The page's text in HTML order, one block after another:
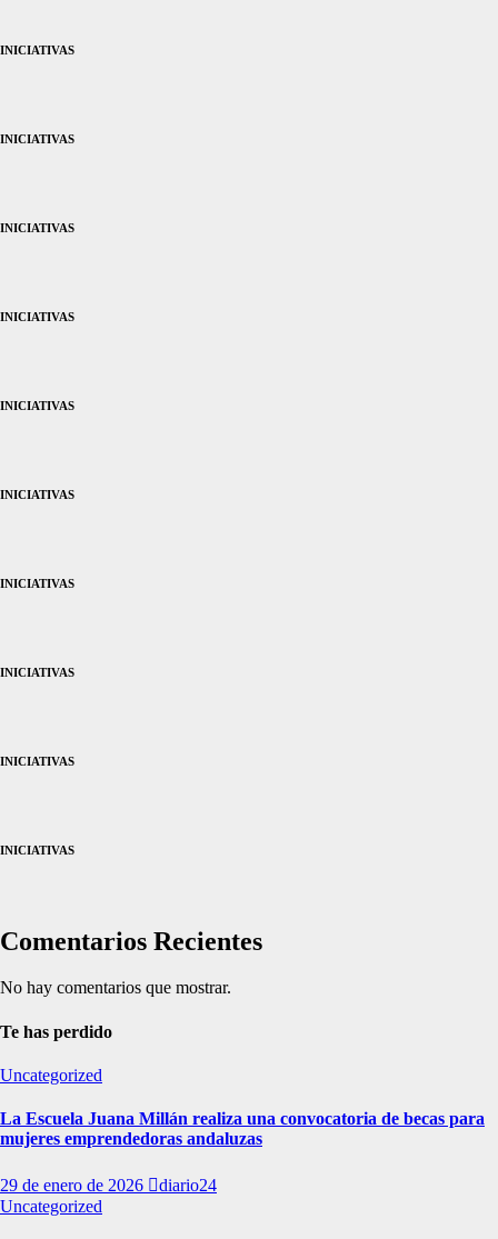
INICIATIVAS
INICIATIVAS
INICIATIVAS
INICIATIVAS
INICIATIVAS
INICIATIVAS
INICIATIVAS
INICIATIVAS
INICIATIVAS
INICIATIVAS
Comentarios Recientes
No hay comentarios que mostrar.
Te has perdido
Uncategorized
La Escuela Juana Millán realiza una convocatoria de becas para
mujeres emprendedoras andaluzas
29 de enero de 2026
diario24
Uncategorized